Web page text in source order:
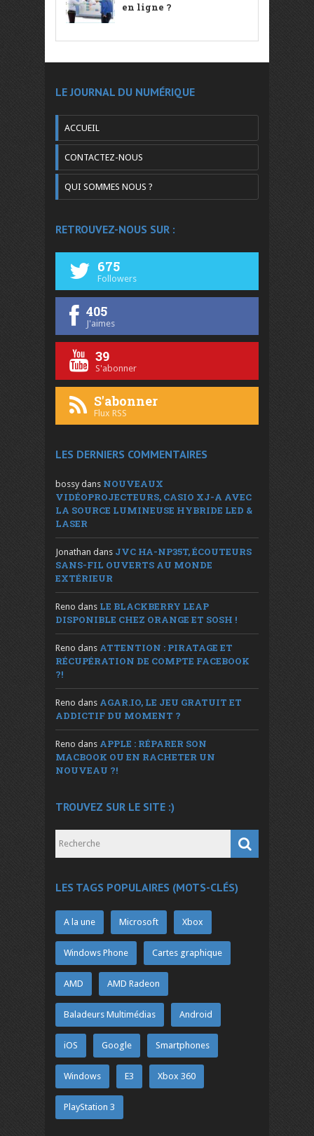
en ligne ?
LE JOURNAL DU NUMÉRIQUE
ACCUEIL
CONTACTEZ-NOUS
QUI SOMMES NOUS ?
RETROUVEZ-NOUS SUR :
675
Followers
405
J'aimes
39
S'abonner
S'abonner
Flux RSS
LES DERNIERS COMMENTAIRES
bossy dans NOUVEAUX
VIDÉOPROJECTEURS, CASIO XJ-A AVEC
LA SOURCE LUMINEUSE HYBRIDE LED &
LASER
Jonathan dans JVC HA-NP35T, ÉCOUTEURS
SANS-FIL OUVERTS AU MONDE
EXTÉRIEUR
Reno dans LE BLACKBERRY LEAP
DISPONIBLE CHEZ ORANGE ET SOSH !
Reno dans ATTENTION : PIRATAGE ET
RÉCUPÉRATION DE COMPTE FACEBOOK
?!
Reno dans AGAR.IO, LE JEU GRATUIT ET
ADDICTIF DU MOMENT ?
Reno dans APPLE : RÉPARER SON
MACBOOK OU EN RACHETER UN
NOUVEAU ?!
TROUVEZ SUR LE SITE :)
LES TAGS POPULAIRES (MOTS-CLÉS)
A la une Microsoft Xbox
Windows Phone Cartes graphique
AMD AMD Radeon
Baladeurs Multimédias Android
iOS Google Smartphones
Windows E3 Xbox 360
PlayStation 3